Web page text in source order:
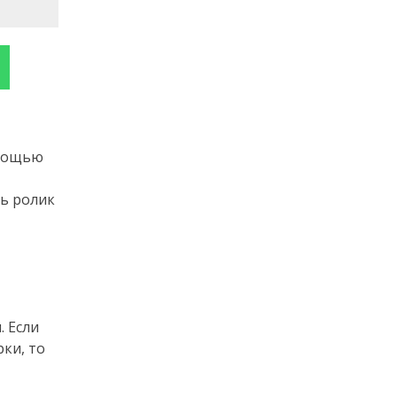
ролик
Если
то